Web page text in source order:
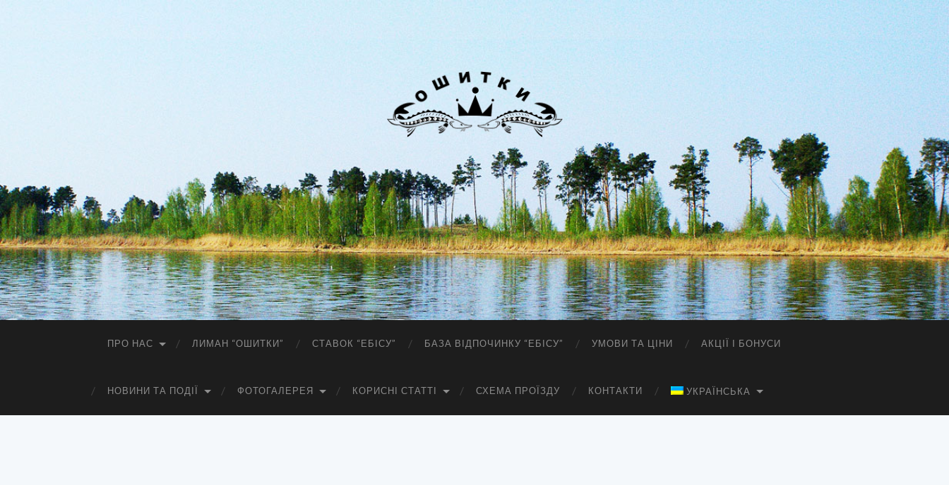
Лиман
Ошитки
ПРО НАС ЛИМАН “ОШИТКИ” СТАВОК “ЕБІСУ” БАЗА ВІДПОЧИНКУ “ЕБІСУ” УМОВИ ТА ЦІНИ АКЦІЇ І БОНУСИ
НОВИНИ ТА ПОДІЇ ФОТОГАЛЕРЕЯ КОРИСНІ СТАТТІ СХЕМА ПРОЇЗДУ КОНТАКТИ УКРАЇНСЬКА